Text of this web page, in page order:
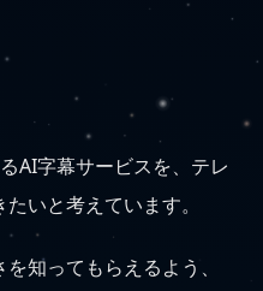
AI字幕サービスを、テレ
いと考えています。
知ってもらえるよう、